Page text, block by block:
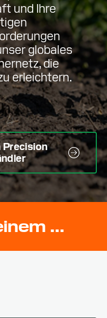
und Ihre
globales
die
erleichtern.
Precision
Unten nach einem PTx Trimble-Vertriebspartner suchen